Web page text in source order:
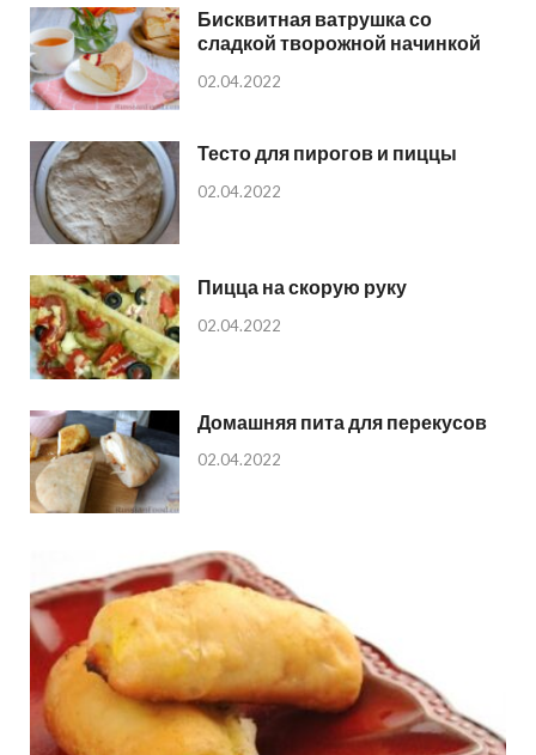
Бисквитная ватрушка со
сладкой творожной начинкой
02.04.2022
Тесто для пирогов и пиццы
02.04.2022
Пицца на скорую руку
02.04.2022
Домашняя пита для перекусов
02.04.2022